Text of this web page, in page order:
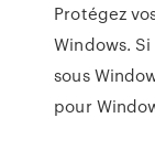
Protégez
Windows.
sous
pour